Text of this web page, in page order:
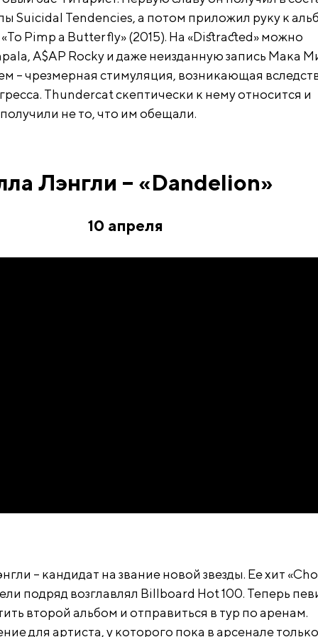
Suicidal Tendencies, а потом приложил руку к
Pimp a Butterfly» (2015). На «Distracted» можно
A$AP Rocky и даже неизданную запись Мака
– чрезмерная стимуляция, возникающая
Thundercat скептически к нему относится и
не то, что им обещали.
Лэнгли – «Dandelion»
10 апреля
– кандидат на звание новой звезды. Ее хит
подряд возглавлял Billboard Hot 100. Теперь
второй альбом и отправиться в тур по аренам.
для артиста, у которого пока в арсенале